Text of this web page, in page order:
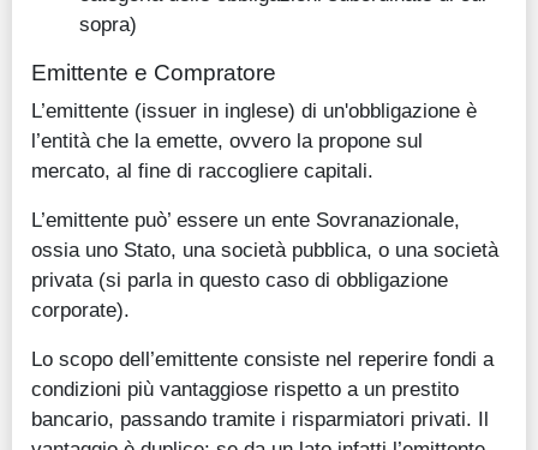
sopra)
Emittente e Compratore
L’emittente (issuer in inglese) di un'obbligazione è
l’entità che la emette, ovvero la propone sul
mercato, al fine di raccogliere capitali.
L’emittente può’ essere un ente Sovranazionale,
ossia uno Stato, una società pubblica, o una società
privata (si parla in questo caso di obbligazione
corporate).
Lo scopo dell’emittente consiste nel reperire fondi a
condizioni più vantaggiose rispetto a un prestito
bancario, passando tramite i risparmiatori privati. Il